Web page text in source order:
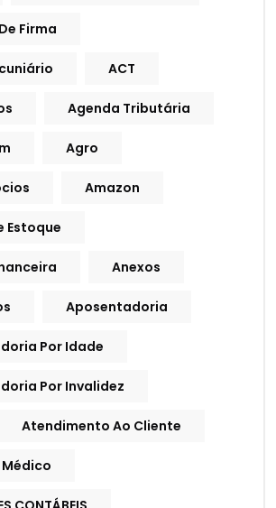
Firma
ACT
Agenda Tributária
Agro
Amazon
Estoque
Anexos
Aposentadoria
Por Idade
Por Invalidez
Atendimento Ao Cliente